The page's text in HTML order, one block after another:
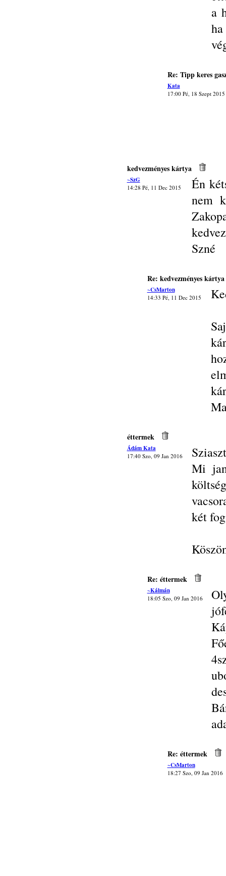
a
Re: Tipp keres
Kata
17:00 Pé, 18 Szept 2015
kedvezményes kártya
~SzG
14:28 Pé, 11 Dec 2015
Én
nem
Szné
Re: kedvezményes kártya
~CsMarton
14:33 Pé, 11 Dec 2015
éttermek
Ádám Kata
17:40 Szo, 09 Jan 2016
Mi
két
Re: éttermek
~Kálmán
18:05 Szo, 09 Jan 2016
Re: éttermek
~CsMarton
18:27 Szo, 09 Jan 2016